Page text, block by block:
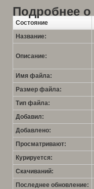
Подробнее о
Состояние
Название:
Описание:
Имя файла:
Размер файла:
Тип файла:
Добавил:
Добавлено:
Просматривают:
Курируется:
Скачиваний:
Последнее обновление: